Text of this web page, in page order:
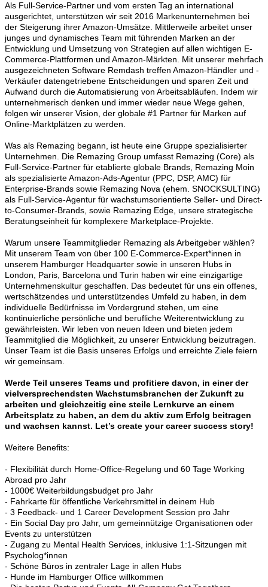
Als Full-Service-Partner und vom ersten Tag an international
ausgerichtet, unterstützen wir seit 2016 Markenunternehmen bei
der Steigerung ihrer Amazon-Umsätze. Mittlerweile arbeitet unser
junges und dynamisches Team mit führenden Marken an der
Entwicklung und Umsetzung von Strategien auf allen wichtigen E-
Commerce-Plattformen und Amazon-Märkten. Mit unserer mehrfach
ausgezeichneten Software Remdash treffen Amazon-Händler und -
Verkäufer datengetriebene Entscheidungen und sparen Zeit und
Aufwand durch die Automatisierung von Arbeitsabläufen. Indem wir
unternehmerisch denken und immer wieder neue Wege gehen,
folgen wir unserer Vision, der globale #1 Partner für Marken auf
Online-Marktplätzen zu werden.
Was als Remazing begann, ist heute eine Gruppe spezialisierter
Unternehmen. Die Remazing Group umfasst Remazing (Core) als
Full-Service-Partner für etablierte globale Brands, Remazing Moin
als spezialisierte Amazon-Ads-Agentur (PPC, DSP, AMC) für
Enterprise-Brands sowie Remazing Nova (ehem. SNOCKSULTING)
als Full-Service-Agentur für wachstumsorientierte Seller- und Direct-
to-Consumer-Brands, sowie Remazing Edge, unsere strategische
Beratungseinheit für komplexere Marketplace-Projekte.
Warum unsere Teammitglieder Remazing als Arbeitgeber wählen?
Mit unserem Team von über 100 E-Commerce-Expert*innen in
unserem Hamburger Headquarter sowie in unseren Hubs in
London, Paris, Barcelona und Turin haben wir eine einzigartige
Unternehmenskultur geschaffen. Das bedeutet für uns ein offenes,
wertschätzendes und unterstützendes Umfeld zu haben, in dem
individuelle Bedürfnisse im Vordergrund stehen, um eine
kontinuierliche persönliche und berufliche Weiterentwicklung zu
gewährleisten. Wir leben von neuen Ideen und bieten jedem
Teammitglied die Möglichkeit, zu unserer Entwicklung beizutragen.
Unser Team ist die Basis unseres Erfolgs und erreichte Ziele feiern
wir gemeinsam.
Werde Teil unseres Teams und profitiere davon, in einer der
vielversprechendsten Wachstumsbranchen der Zukunft zu
arbeiten und gleichzeitig eine steile Lernkurve an einem
Arbeitsplatz zu haben, an dem du aktiv zum Erfolg beitragen
und wachsen kannst. Let’s create your career success story!
Weitere Benefits:
- Flexibilität durch Home-Office-Regelung und 60 Tage Working
Abroad pro Jahr
- 1000€ Weiterbildungsbudget pro Jahr
- Fahrkarte für öffentliche Verkehrsmittel in deinem Hub
- 3 Feedback- und 1 Career Development Session pro Jahr
- Ein Social Day pro Jahr, um gemeinnützige Organisationen oder
Events zu unterstützen
- Zugang zu Mental Health Services, inklusive 1:1-Sitzungen mit
Psycholog*innen
- Schöne Büros in zentraler Lage in allen Hubs
- Hunde im Hamburger Office willkommen